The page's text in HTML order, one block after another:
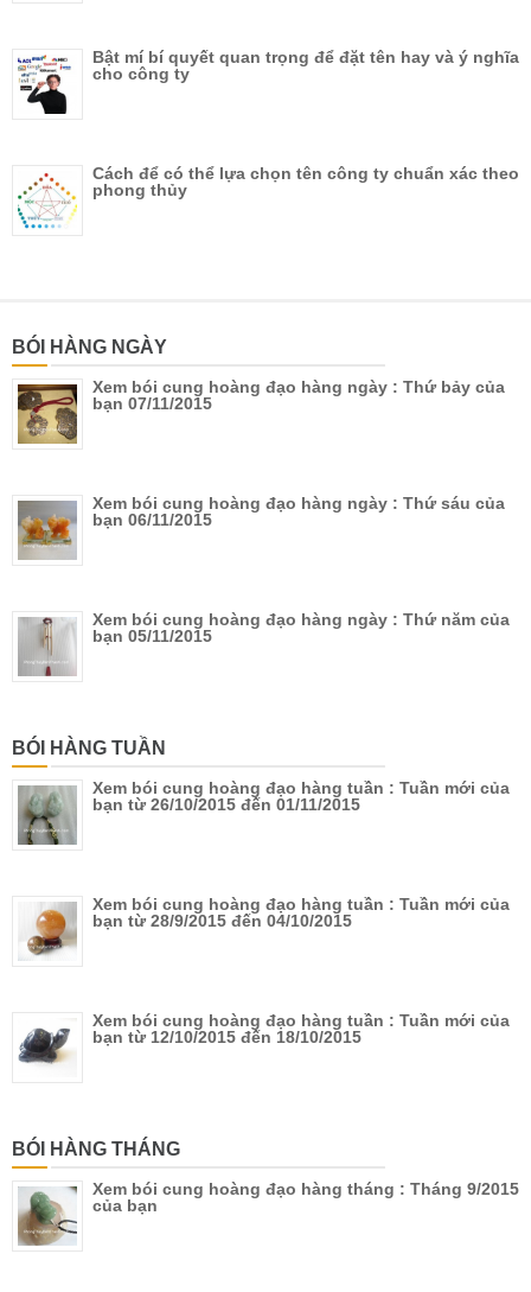
Bật mí bí quyết quan trọng để đặt tên hay và ý nghĩa
cho công ty
Cách để có thể lựa chọn tên công ty chuẩn xác theo
phong thủy
BÓI HÀNG NGÀY
Xem bói cung hoàng đạo hàng ngày : Thứ bảy của
bạn 07/11/2015
Xem bói cung hoàng đạo hàng ngày : Thứ sáu của
bạn 06/11/2015
Xem bói cung hoàng đạo hàng ngày : Thứ năm của
bạn 05/11/2015
BÓI HÀNG TUẦN
Xem bói cung hoàng đạo hàng tuần : Tuần mới của
bạn từ 26/10/2015 đến 01/11/2015
Xem bói cung hoàng đạo hàng tuần : Tuần mới của
bạn từ 28/9/2015 đến 04/10/2015
Xem bói cung hoàng đạo hàng tuần : Tuần mới của
bạn từ 12/10/2015 đến 18/10/2015
BÓI HÀNG THÁNG
Xem bói cung hoàng đạo hàng tháng : Tháng 9/2015
của bạn